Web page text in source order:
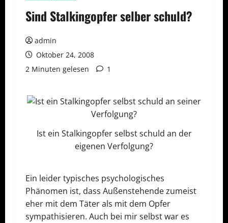
Sind Stalkingopfer selber schuld?
admin
Oktober 24, 2008
2 Minuten gelesen
1
Ist ein Stalkingopfer selbst schuld an der
eigenen Verfolgung?
Ein leider typisches psychologisches
Phänomen ist, dass Außenstehende zumeist
eher mit dem Täter als mit dem Opfer
sympathisieren. Auch bei mir selbst war es